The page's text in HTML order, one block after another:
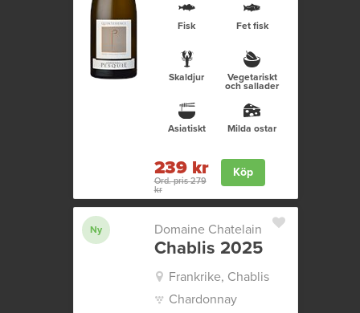
Fisk Fet fisk
Skaldjur Vegetariskt
och sallader
Asiatiskt Milda ostar
239 kr
Ord. pris 279
kr
Köp
Ny Domaine Chatelain
Chablis 2025
Frankrike, Chablis
Chardonnay